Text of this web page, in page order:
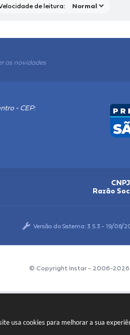
usa cookies para melhorar a sua
de leitura:
as novidades
- CEP:
Razão
Versão do Sistema: 3.5.3 - 19/06/
© Copyright Instar - 2006-